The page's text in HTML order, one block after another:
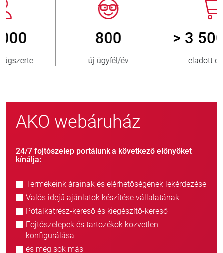
> 3 500 000
eladott egység
AKO webáruház
24/7 fojtószelep portálunk a következő előnyöket
kínálja:
Termékeink árainak és elérhetőségének lekérdezése
Valós idejű ajánlatok készítése vállalatának
Pótalkatrész-kereső és kiegészítő-kereső
Fojtószelepek és tartozékok közvetlen
konfigurálása
és még sok más